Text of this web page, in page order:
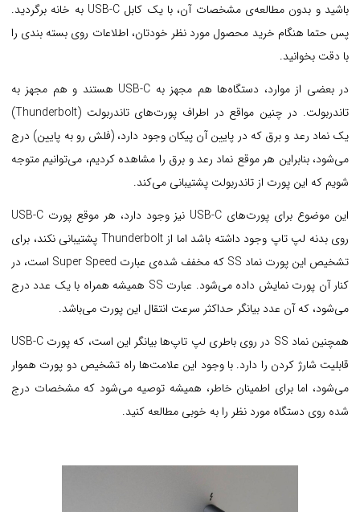
باشید و بدون مطالعه‌ی مشخصات آن، با یک کابل USB-C به خانه برگردید.
پس حتما هنگام خرید محصول مورد نظر خودتان، اطلاعات روی بسته بندی را
با دقت بخوانید.
در بعضی از موارد، دستگاه‌ها هم مجهز به USB-C هستند و هم مجهز به
تاندربولت. در چنین مواقع در اطراف پورت‌های تاندربولت (Thunderbolt)
یک نماد رعد و برق که در پایین آن پیکان وجود دارد، (فلش رو به پایین) درج
می‌شود، بنابراین هر موقع نماد رعد و برق را مشاهده کردیم، می‌توانیم متوجه
شویم که این پورت از تاندربولت پشتیبانی می‌کند.
این موضوع برای پورت‌های USB-C نیز وجود دارد، هر موقع پورت USB-C
روی بدنه لپ تاپ وجود داشته باشد اما از Thunderbolt پشتیبانی نکند، برای
تشخیص این پورت نماد SS که مخفف شده‌ی عبارت Super Speed است، در
کنار آن پورت نمایش داده می‌شود. عبارت SS همیشه همراه با یک عدد درج
می‌شود، که آن عدد بیانگر حداکثر سرعت انتقال این پورت می‌باشد.
همچنین نماد SS در روی باطری لپ تاپ‌ها بیانگر این است، که پورت USB-C
قابلیت شارژ کردن را دارد. با وجود این علامت‌ها راه تشخیص دو پورت هموار
می‌شود، اما برای اطمینان خاطر، همیشه توصیه می‌شود که مشخصات درج
شده روی دستگاه مورد نظر را به خوبی مطالعه کنید.